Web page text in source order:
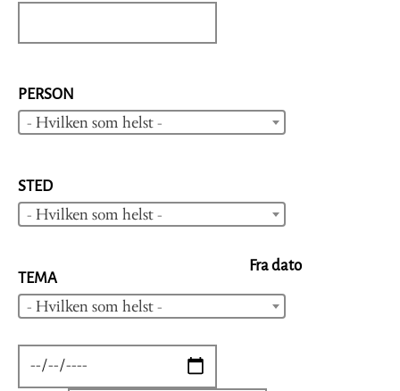
PERSON
- Hvilken som helst -
STED
- Hvilken som helst -
TEMA
- Hvilken som helst -
Fra dato
DATE